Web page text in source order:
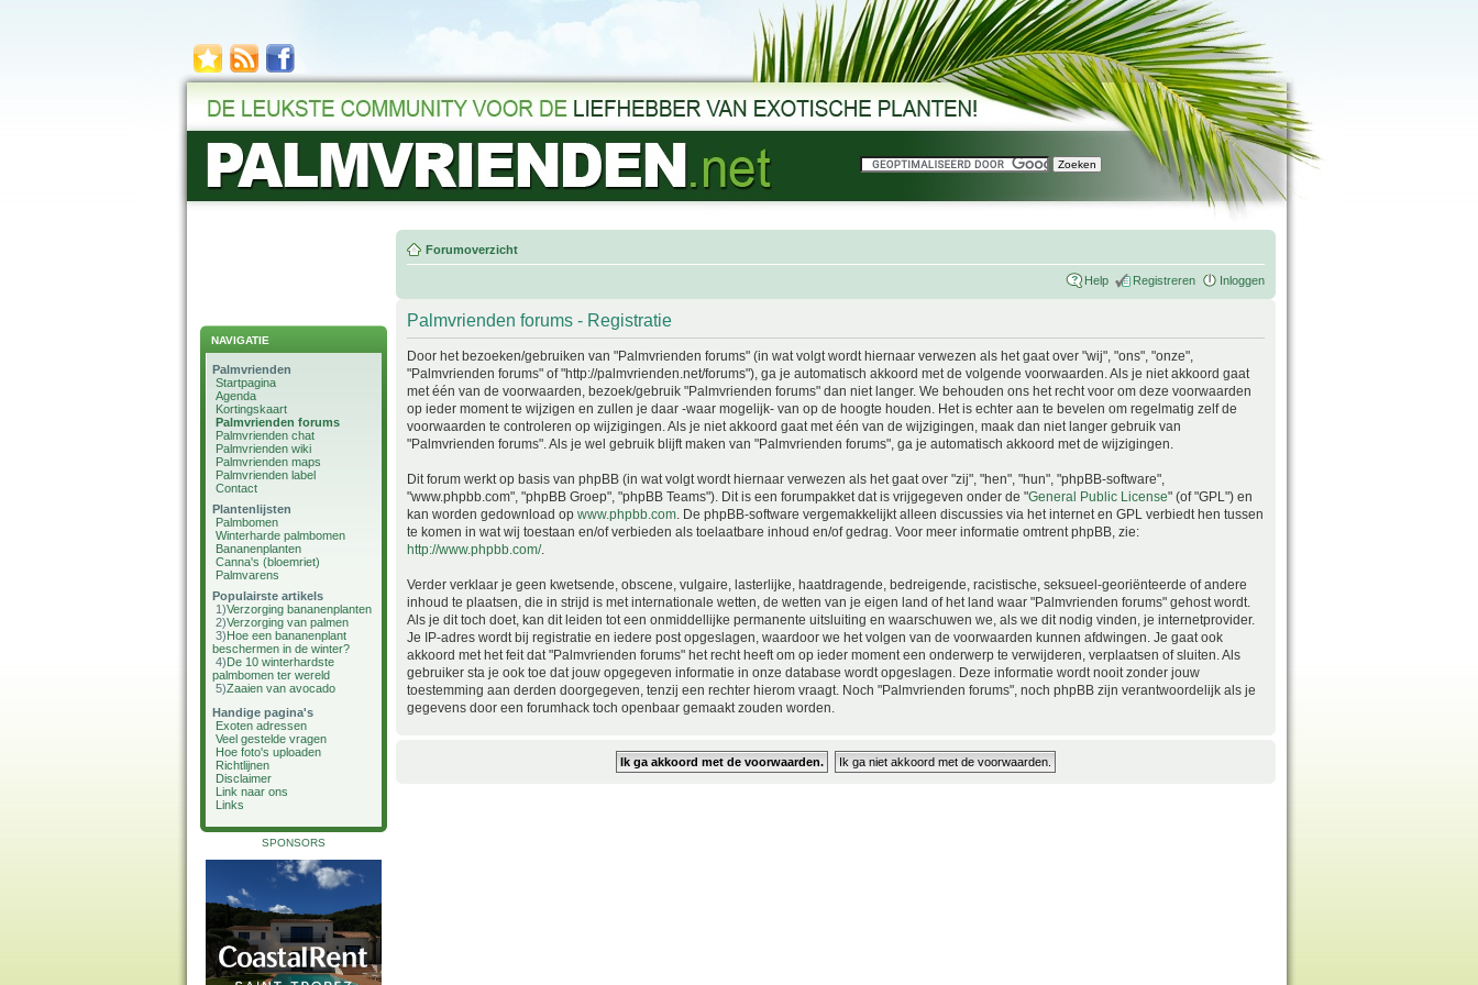
NAVIGATIE
Palmvrienden
Startpagina
Agenda
Kortingskaart
Palmvrienden forums
Palmvrienden chat
Palmvrienden wiki
Palmvrienden maps
Palmvrienden label
Contact
Plantenlijsten
Palmbomen
Winterharde palmbomen
Bananenplanten
Canna's (bloemriet)
Palmvarens
Populairste artikels
1)Verzorging bananenplanten
2)Verzorging van palmen
3)Hoe een bananenplant
beschermen in de winter?
4)De 10 winterhardste
palmbomen ter wereld
5)Zaaien van avocado
Handige pagina's
Exoten adressen
Veel gestelde vragen
Hoe foto's uploaden
Richtlijnen
Disclaimer
Link naar ons
Links
SPONSORS
Forumoverzicht
Help Registreren Inloggen
Palmvrienden forums - Registratie
Door het bezoeken/gebruiken van "Palmvrienden forums" (in wat volgt wordt hiernaar verwezen als het gaat over "wij", "ons", "onze",
"Palmvrienden forums" of "http://palmvrienden.net/forums"), ga je automatisch akkoord met de volgende voorwaarden. Als je niet akkoord gaat
met één van de voorwaarden, bezoek/gebruik "Palmvrienden forums" dan niet langer. We behouden ons het recht voor om deze voorwaarden
op ieder moment te wijzigen en zullen je daar -waar mogelijk- van op de hoogte houden. Het is echter aan te bevelen om regelmatig zelf de
voorwaarden te controleren op wijzigingen. Als je niet akkoord gaat met één van de wijzigingen, maak dan niet langer gebruik van
"Palmvrienden forums". Als je wel gebruik blijft maken van "Palmvrienden forums", ga je automatisch akkoord met de wijzigingen.
Dit forum werkt op basis van phpBB (in wat volgt wordt hiernaar verwezen als het gaat over "zij", "hen", "hun", "phpBB-software",
"www.phpbb.com", "phpBB Groep", "phpBB Teams"). Dit is een forumpakket dat is vrijgegeven onder de "General Public License" (of "GPL") en
kan worden gedownload op www.phpbb.com. De phpBB-software vergemakkelijkt alleen discussies via het internet en GPL verbiedt hen tussen
te komen in wat wij toestaan en/of verbieden als toelaatbare inhoud en/of gedrag. Voor meer informatie omtrent phpBB, zie:
http://www.phpbb.com/.
Verder verklaar je geen kwetsende, obscene, vulgaire, lasterlijke, haatdragende, bedreigende, racistische, seksueel-georiënteerde of andere
inhoud te plaatsen, die in strijd is met internationale wetten, de wetten van je eigen land of het land waar "Palmvrienden forums" gehost wordt.
Als je dit toch doet, kan dit leiden tot een onmiddellijke permanente uitsluiting en waarschuwen we, als we dit nodig vinden, je internetprovider.
Je IP-adres wordt bij registratie en iedere post opgeslagen, waardoor we het volgen van de voorwaarden kunnen afdwingen. Je gaat ook
akkoord met het feit dat "Palmvrienden forums" het recht heeft om op ieder moment een onderwerp te verwijderen, verplaatsen of sluiten. Als
gebruiker sta je ook toe dat jouw opgegeven informatie in onze database wordt opgeslagen. Deze informatie wordt nooit zonder jouw
toestemming aan derden doorgegeven, tenzij een rechter hierom vraagt. Noch "Palmvrienden forums", noch phpBB zijn verantwoordelijk als je
gegevens door een forumhack toch openbaar gemaakt zouden worden.